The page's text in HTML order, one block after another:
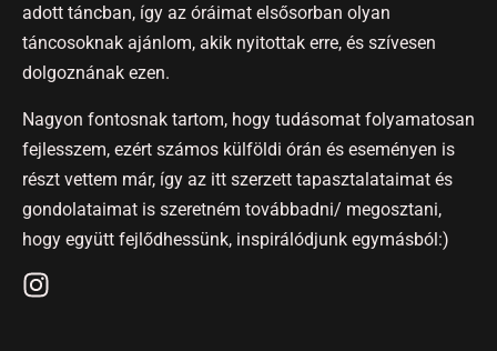
adott táncban, így az óráimat elsősorban olyan
táncosoknak ajánlom, akik nyitottak erre, és szívesen
dolgoznának ezen.
Nagyon fontosnak tartom, hogy tudásomat folyamatosan
fejlesszem, ezért számos külföldi órán és eseményen is
részt vettem már, így az itt szerzett tapasztalataimat és
gondolataimat is szeretném továbbadni/ megosztani,
hogy együtt fejlődhessünk, inspirálódjunk egymásból:)